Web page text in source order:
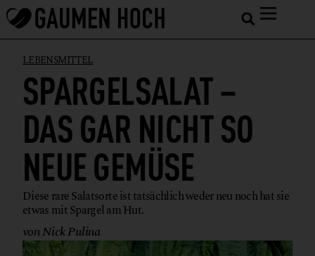
LEBENSMITTEL
SPARGELSALAT –
DAS GAR NICHT SO
NEUE GEMÜSE
Diese rare Salatsorte ist tatsächlich weder neu noch hat sie
etwas mit Spargel am Hut.
von Nick Pulina